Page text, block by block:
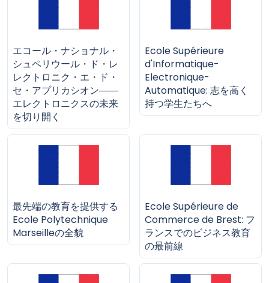
エコール・ナショナル・
シュペリウール・ド・レ
レクトロニク・エ・ド・
セ・アプリカシオン――
エレクトロニクスの未来
を切り開く
Ecole Supérieure
d'Informatique-
Electronique-
Automatique: 志を高く
持つ学生たちへ
最先端の教育を提供する
Ecole Polytechnique
Marseilleの全貌
Ecole Supérieure de
Commerce de Brest: フ
ランスでのビジネス教育
の最前線